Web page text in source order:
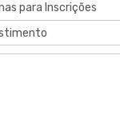
para Inscrições